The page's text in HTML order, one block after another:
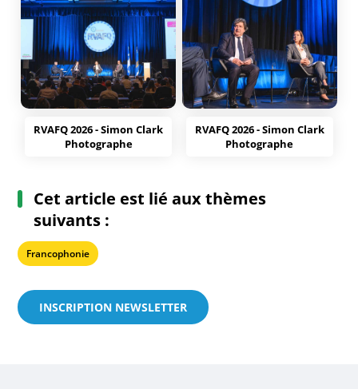
RVAFQ 2026 - Simon Clark
Photographe
RVAFQ 2026 - Simon Clark
Photographe
Cet article est lié aux thèmes
suivants :
Francophonie
INSCRIPTION NEWSLETTER